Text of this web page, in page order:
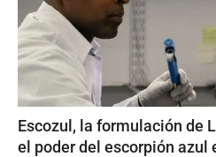
Escozul, la formulación de
el poder del escorpión azul